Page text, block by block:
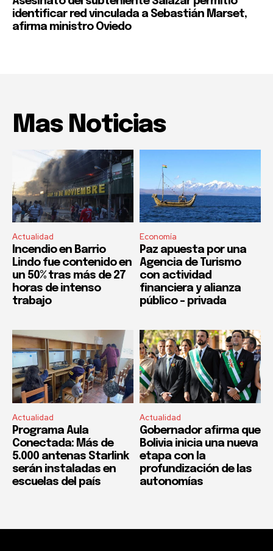
identificar red vinculada a Sebastián Marset,
afirma ministro Oviedo
Mas Noticias
Actualidad
Incendio en Barrio
Lindo fue contenido en
un 50% tras más de 27
horas de intenso
trabajo
Economía
Paz apuesta por una
Agencia de Turismo
con actividad
financiera y alianza
público – privada
Actualidad
Programa Aula
Conectada: Más de
5.000 antenas Starlink
serán instaladas en
escuelas del país
Actualidad
Gobernador afirma que
Bolivia inicia una nueva
etapa con la
profundización de las
autonomías